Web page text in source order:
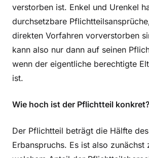
verstorben ist. Enkel und Urenkel
durchsetzbare
direkten Vorfahren vorverstorben
kann also nur dann auf seinen
wenn der eigentliche berechtigte
ist.
Wie hoch ist der Pflichtteil konkret?
Der Pflichtteil beträgt die Hälfte
Erbanspruchs. Es ist also zunächst